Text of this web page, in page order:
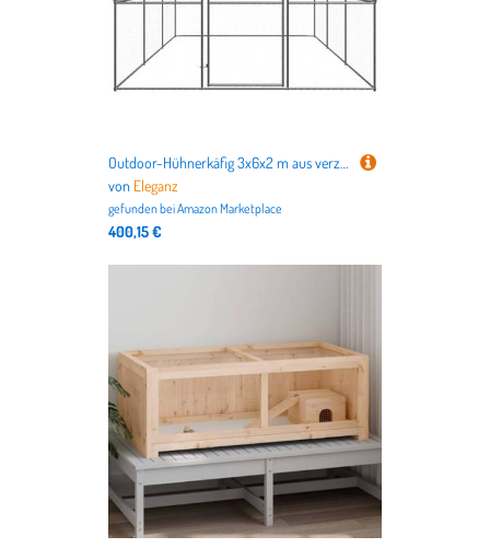
Outdoor-Hühnerkäfig 3x6x2 m aus verzinktem Stahl & Polyethylen - Robustes Gehege für Kleintiere - Wetterfest & langlebig - Ideal für Hühner, Kaninchen & mehr
von Eleganz
gefunden beiAmazon Marketplace
400,15 €